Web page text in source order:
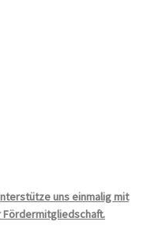
uns einmalig mit
Fördermitgliedschaft.